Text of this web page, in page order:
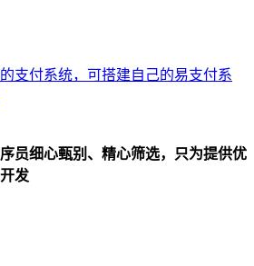
支付系统，可搭建自己的易支付系
员细心甄别、精心筛选，只为提供优
发